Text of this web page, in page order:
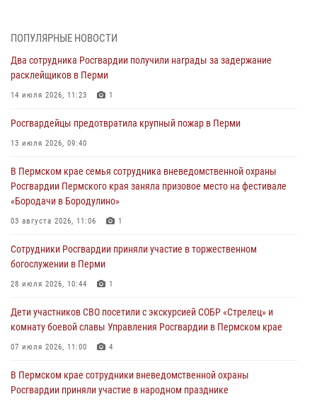
Сотрудники Росгвардии приняли участие в торжественном
28 июля 2026, 10:44 1
Росгвардейцы оказали силовую поддержку при задержании
28 июля 2026, 06:15
ведомственной акции «Каникулы с Росгвардией»
24 июля 2026, 08:45
Юные защитники порядка: росгвардейцы провели день в клубе
24 июля 2026, 08:43
ПОПУЛЯРНЫЕ НОВОСТИ
Два сотрудника Росгвардии получили награды за задержание
расклейщиков в Перми
14 июля 2026, 11:23 1
Росгвардейцы предотвратила крупный пожар в Перми
13 июля 2026, 09:40
В Пермском крае семья сотрудника вневедомственной охраны
Росгвардии Пермского края заняла призовое место на фестивале
«Бородачи в Бородулино»
03 августа 2026, 11:06 1
Сотрудники Росгвардии приняли участие в торжественном
богослужении в Перми
28 июля 2026, 10:44 1
Дети участников СВО посетили с экскурсией СОБР «Стрелец» и
комнату боевой славы Управления Росгвардии в Пермском крае
07 июля 2026, 11:00 4
В Пермском крае сотрудники вневедомственной охраны
Росгвардии приняли участие в народном празднике